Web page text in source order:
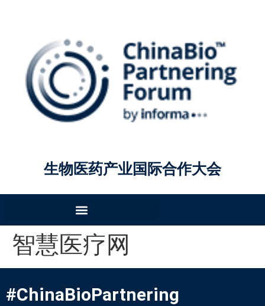
生物医药产业国际合作大会
智慧医疗网
#ChinaBioPartnering